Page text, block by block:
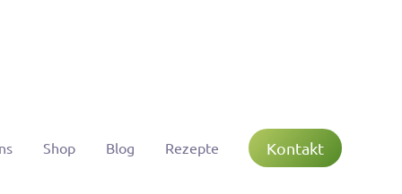
Shop Blog Rezepte Kontakt